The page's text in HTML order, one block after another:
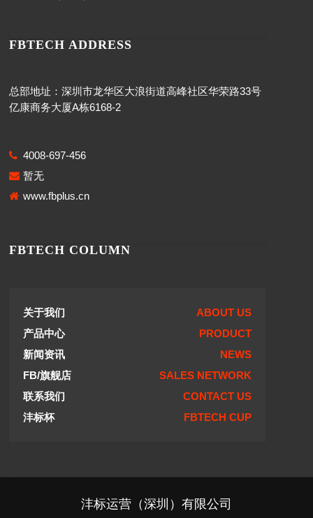
FBTECH ADDRESS
总部地址：深圳市龙华区大浪街道高峰社区华荣路33号
亿康商务大厦A栋6168-2
4008-697-456
暂无
www.fbplus.cn
FBTECH COLUMN
关于我们
ABOUT US
产品中心
PRODUCT
新闻资讯
NEWS
FB/旗舰店
SALES NETWORK
联系我们
CONTACT US
沣标杯
FBTECH CUP
沣标运营（深圳）有限公司